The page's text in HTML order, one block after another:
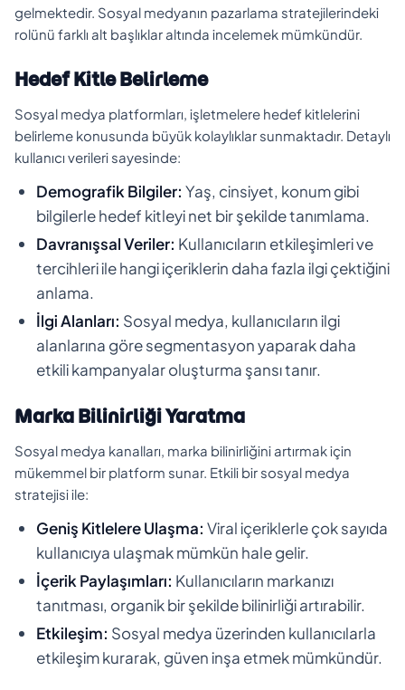
gelmektedir. Sosyal medyanın pazarlama stratejilerindeki
rolünü farklı alt başlıklar altında incelemek mümkündür.
Hedef Kitle Belirleme
Sosyal medya platformları, işletmelere hedef kitlelerini
belirleme konusunda büyük kolaylıklar sunmaktadır. Detaylı
kullanıcı verileri sayesinde:
Demografik Bilgiler: Yaş, cinsiyet, konum gibi
bilgilerle hedef kitleyi net bir şekilde tanımlama.
Davranışsal Veriler: Kullanıcıların etkileşimleri ve
tercihleri ile hangi içeriklerin daha fazla ilgi çektiğini
anlama.
İlgi Alanları: Sosyal medya, kullanıcıların ilgi
alanlarına göre segmentasyon yaparak daha
etkili kampanyalar oluşturma şansı tanır.
Marka Bilinirliği Yaratma
Sosyal medya kanalları, marka bilinirliğini artırmak için
mükemmel bir platform sunar. Etkili bir sosyal medya
stratejisi ile:
Geniş Kitlelere Ulaşma: Viral içeriklerle çok sayıda
kullanıcıya ulaşmak mümkün hale gelir.
İçerik Paylaşımları: Kullanıcıların markanızı
tanıtması, organik bir şekilde bilinirliği artırabilir.
Etkileşim: Sosyal medya üzerinden kullanıcılarla
etkileşim kurarak, güven inşa etmek mümkündür.